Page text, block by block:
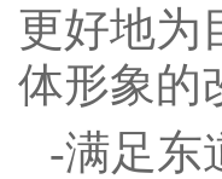
更好地为
体形象的
-满足东